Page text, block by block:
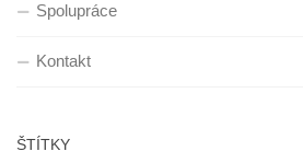
Spolupráce
Kontakt
ŠTÍTKY